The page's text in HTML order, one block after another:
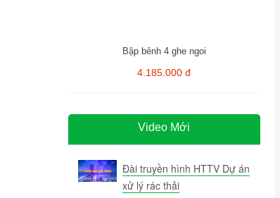
Bập bênh 4 ghe ngoi
4.185.000 đ
Video Mới
Đài truyền hình HTTV Dự án
xử lý rác thải